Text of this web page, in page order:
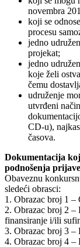
novembra
koji se
procesu
jedno
projekat;
jedno
koje želi
čemu
udruženje
utvrđeni
CD-u),
časova.
Dokumentacija
podnošenja prijave
Obaveznu
sledeći obrasci:
1. Obrazac broj 1 –
2. Obrazac broj 2 –
finansiranje i/ili
3. Obrazac broj 3 –
4. Obrazac broj 4 –